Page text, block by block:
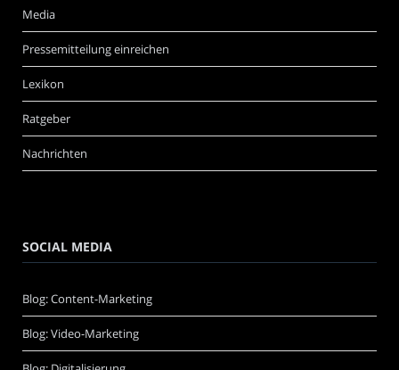
Media
Pressemitteilung einreichen
Lexikon
Ratgeber
Nachrichten
SOCIAL MEDIA
Blog: Content-Marketing
Blog: Video-Marketing